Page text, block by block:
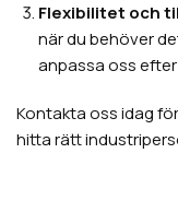
Flexibilitet och
när du behöver
anpassa oss
Kontakta oss idag
hitta rätt